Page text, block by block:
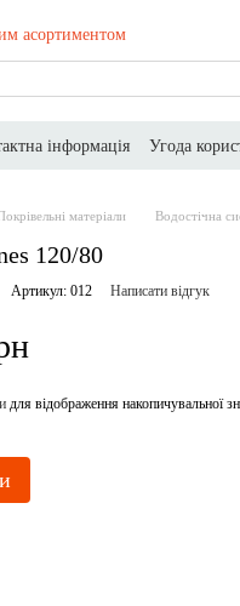
асортиментом
інформація Угода
матеріали Водостічна
120/80
Артикул: 012 Написати відгук
для відображення накопичувальної